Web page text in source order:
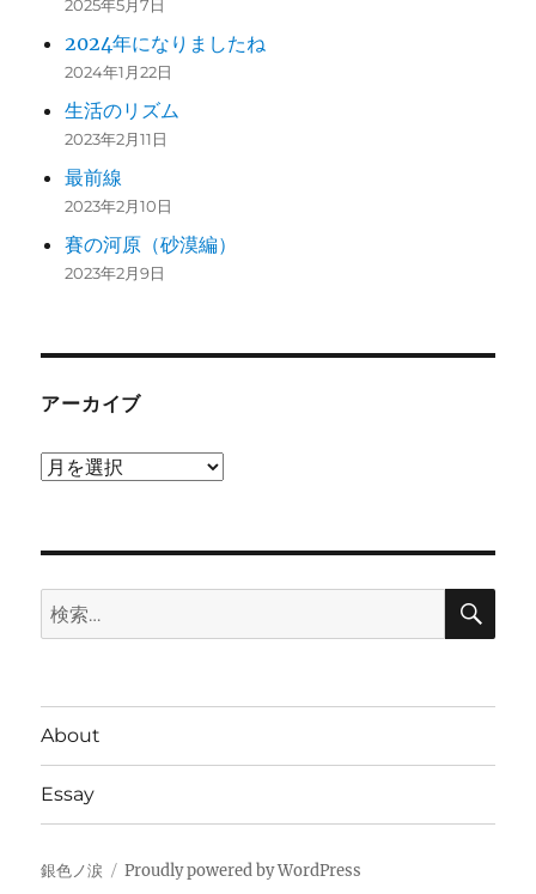
2025年5月7日
2024年になりましたね
2024年1月22日
生活のリズム
2023年2月11日
最前線
2023年2月10日
賽の河原（砂漠編）
2023年2月9日
アーカイブ
ア
検
索:
検
About
Essay
銀色ノ涙 Proudly powered by WordPress